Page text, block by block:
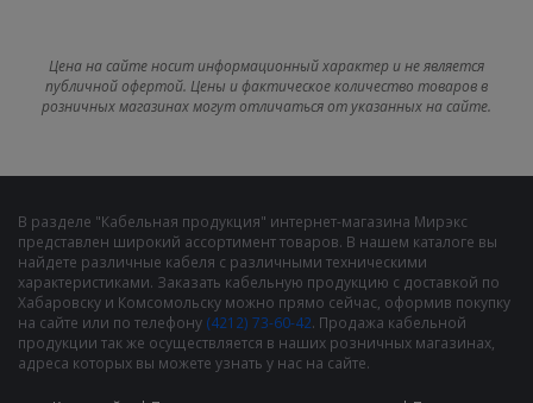
Цена на сайте носит информационный характер и не является
публичной офертой. Цены и фактическое количество товаров в
розничных магазинах могут отличаться от указанных на сайте.
В разделе "Кабельная продукция" интернет-магазина Мирэкс
представлен широкий ассортимент товаров. В нашем каталоге вы
найдете различные кабеля с различными техническими
характеристиками. Заказать кабельную продукцию с доставкой по
Хабаровску и Комсомольску можно прямо сейчас, оформив покупку
на сайте или по телефону (4212) 73-60-42. Продажа кабельной
продукции так же осуществляется в наших розничных магазинах,
адреса которых вы можете узнать у нас на сайте.